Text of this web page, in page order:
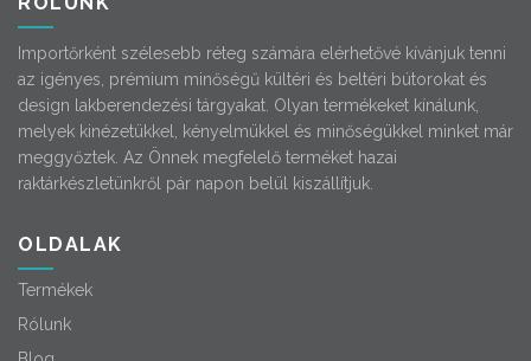
Importőrként szélesebb réteg számára elérhetővé kívánjuk tenni
az igényes, prémium minőségű kültéri és beltéri bútorokat és
design lakberendezési tárgyakat. Olyan termékeket kínálunk,
melyek kinézetükkel, kényelmükkel és minőségükkel minket már
meggyőztek. Az Önnek megfelelő terméket hazai
raktárkészletünkről pár napon belül kiszállítjuk.
OLDALAK
Termékek
Rólunk